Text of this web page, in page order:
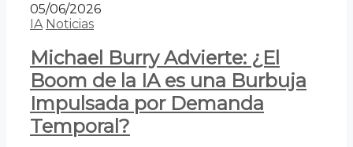
05/06/2026
IA Noticias
Michael Burry Advierte: ¿El
Boom de la IA es una Burbuja
Impulsada por Demanda
Temporal?